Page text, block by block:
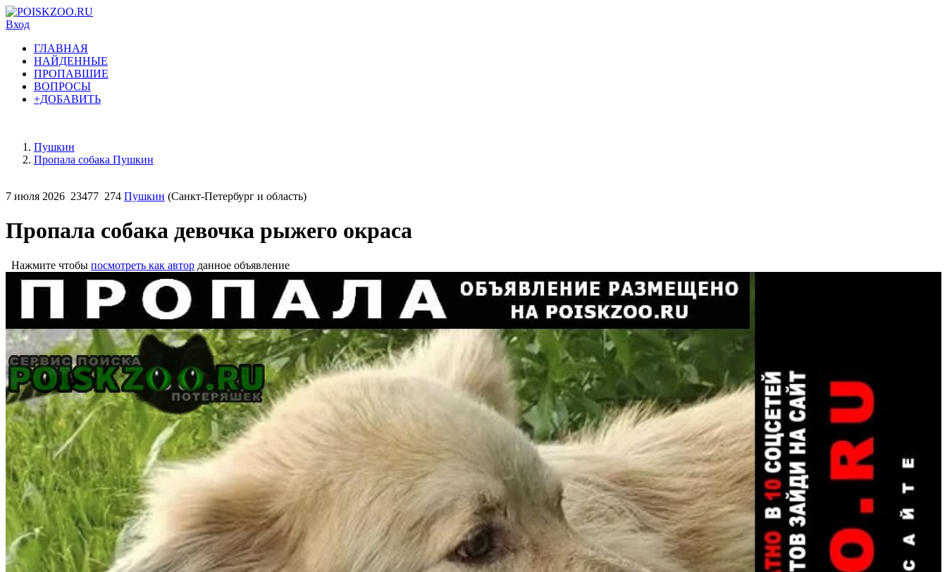
Вход
ГЛАВНАЯ
НАЙДЕННЫЕ
ПРОПАВШИЕ
ВОПРОСЫ
+ДОБАВИТЬ
Пушкин
Пропала собака Пушкин
7 июля 2026 23477 274 Пушкин (Санкт-Петербург и область)
Пропала собака девочка рыжего окраса
Нажмите чтобы посмотреть как автор данное объявление